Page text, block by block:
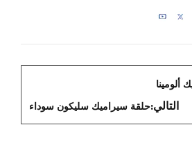
ألومينا
التالي:حلقة سيراميك سليكون سوداء